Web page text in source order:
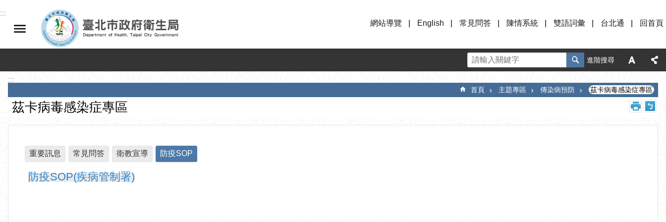
跳到主要內容區塊
:::
網站導覽
English 常見問答 陳情系統 雙語詞彙 台北通 回首頁
進階搜尋
:::
首頁 主題專區 傳染病預防 茲卡病毒感染症專區
茲卡病毒感染症專區
重要訊息 常見問答 衛教宣導 防疫SOP
防疫SOP(疾病管制署)